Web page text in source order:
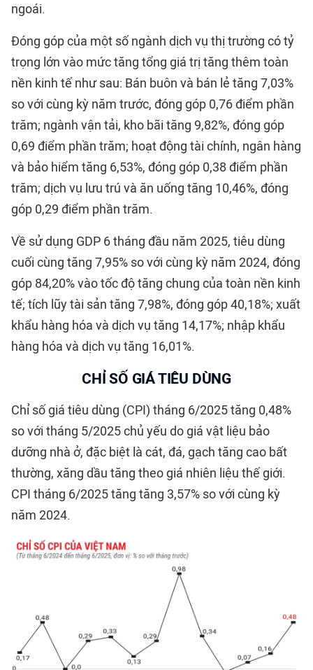
ngoái.
Đóng góp của một số ngành dịch vụ thị trường có tỷ
trọng lớn vào mức tăng tổng giá trị tăng thêm toàn
nền kinh tế như sau: Bán buôn và bán lẻ tăng 7,03%
so với cùng kỳ năm trước, đóng góp 0,76 điểm phần
trăm; ngành vận tải, kho bãi tăng 9,82%, đóng góp
0,69 điểm phần trăm; hoạt động tài chính, ngân hàng
và bảo hiểm tăng 6,53%, đóng góp 0,38 điểm phần
trăm; dịch vụ lưu trú và ăn uống tăng 10,46%, đóng
góp 0,29 điểm phần trăm.
Về sử dụng GDP 6 tháng đầu năm 2025, tiêu dùng
cuối cùng tăng 7,95% so với cùng kỳ năm 2024, đóng
góp 84,20% vào tốc độ tăng chung của toàn nền kinh
tế; tích lũy tài sản tăng 7,98%, đóng góp 40,18%; xuất
khẩu hàng hóa và dịch vụ tăng 14,17%; nhập khẩu
hàng hóa và dịch vụ tăng 16,01%.
CHỈ SỐ GIÁ TIÊU DÙNG
Chỉ số giá tiêu dùng (CPI) tháng 6/2025 tăng 0,48%
so với tháng 5/2025 chủ yếu do giá vật liệu bảo
dưỡng nhà ở, đặc biệt là cát, đá, gạch tăng cao bất
thường, xăng dầu tăng theo giá nhiên liệu thế giới.
CPI tháng 6/2025 tăng tăng 3,57% so với cùng kỳ
năm 2024.